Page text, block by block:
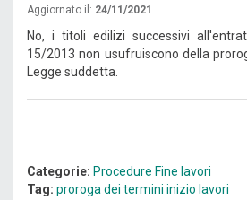
Aggiornato il: 24/11/2021
No, i titoli edilizi successivi
15/2013 non usufruiscono della
Legge suddetta.
Categorie: Procedure Fine lavori
Tag: proroga dei termini inizio lavori